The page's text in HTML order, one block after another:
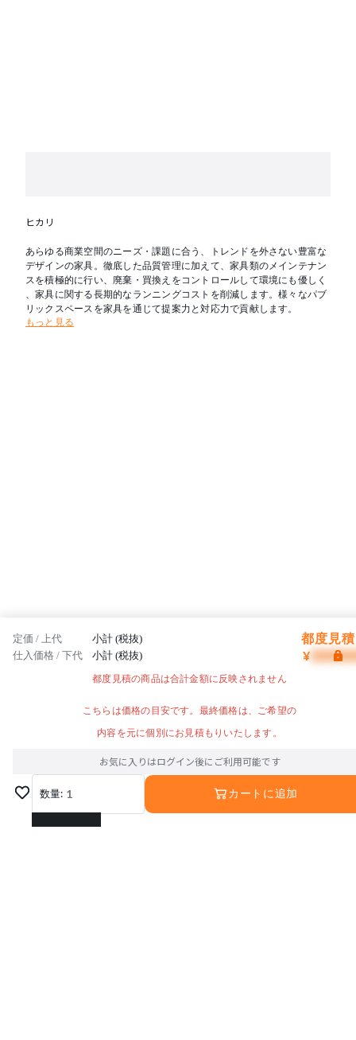
ヒカリ
あらゆる商業空間のニーズ・課題に合う、トレンドを外さない豊富な
デザインの家具。徹底した品質管理に加えて、家具類のメインテナン
スを積極的に行い、廃棄・買換えをコントロールして環境にも優しく
、家具に関する長期的なランニングコストを削減します。様々なパブ
リックスペースを家具を通じて提案力と対応力で貢献します。
もっと見る
定価 / 上代 小計 (税抜) 都度見
仕入価格 / 下代 小計 (税抜) ¥
都度見積の商品は合計金額に反映されません
こちらは価格の目安です。最終価格は、ご希望の
内容を元に個別にお見積もりいたします。
お気に入りはログイン後にご利用可能です
数量: 1
1
カートに追加